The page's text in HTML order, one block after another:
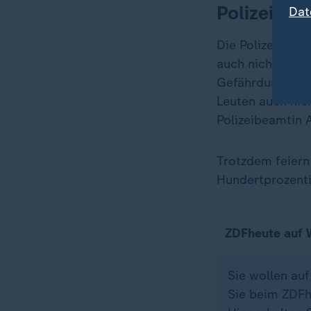
Polizei:
Die Polizei in
auch nicht
Leuten auch
Polizeibeamtin
Trotzdem
ZDFheute auf
Sie wollen
Sie beim